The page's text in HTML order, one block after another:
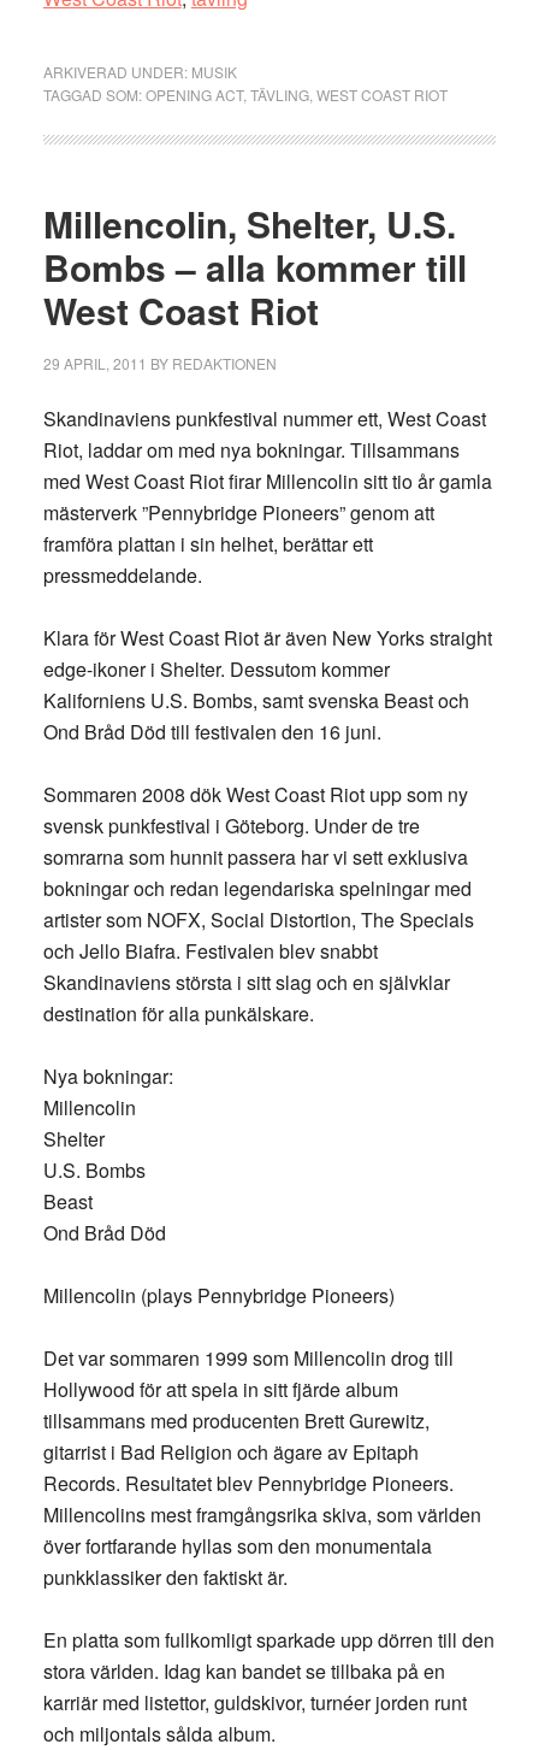
ARKIVERAD UNDER: MUSIK
TAGGAD SOM:OPENING ACT, TÄVLING, WEST COAST RIOT
Millencolin, Shelter, U.S.
Bombs – alla kommer till
West Coast Riot
29 APRIL, 2011 BY REDAKTIONEN
Skandinaviens punkfestival nummer ett, West Coast
Riot, laddar om med nya bokningar. Tillsammans
med West Coast Riot firar Millencolin sitt tio år gamla
mästerverk ”Pennybridge Pioneers” genom att
framföra plattan i sin helhet, berättar ett
pressmeddelande.
Klara för West Coast Riot är även New Yorks straight
edge-ikoner i Shelter. Dessutom kommer
Kaliforniens U.S. Bombs, samt svenska Beast och
Ond Bråd Död till festivalen den 16 juni.
Sommaren 2008 dök West Coast Riot upp som ny
svensk punkfestival i Göteborg. Under de tre
somrarna som hunnit passera har vi sett exklusiva
bokningar och redan legendariska spelningar med
artister som NOFX, Social Distortion, The Specials
och Jello Biafra. Festivalen blev snabbt
Skandinaviens största i sitt slag och en självklar
destination för alla punkälskare.
Nya bokningar:
Millencolin
Shelter
U.S. Bombs
Beast
Ond Bråd Död
Millencolin (plays Pennybridge Pioneers)
Det var sommaren 1999 som Millencolin drog till
Hollywood för att spela in sitt fjärde album
tillsammans med producenten Brett Gurewitz,
gitarrist i Bad Religion och ägare av Epitaph
Records. Resultatet blev Pennybridge Pioneers.
Millencolins mest framgångsrika skiva, som världen
över fortfarande hyllas som den monumentala
punkklassiker den faktiskt är.
En platta som fullkomligt sparkade upp dörren till den
stora världen. Idag kan bandet se tillbaka på en
karriär med listettor, guldskivor, turnéer jorden runt
och miljontals sålda album.